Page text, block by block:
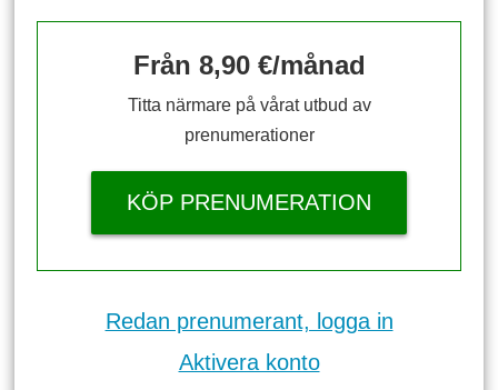
Från 8,90 €/månad
Titta närmare på vårat utbud av
prenumerationer
KÖP PRENUMERATION
Redan prenumerant, logga in
Aktivera konto